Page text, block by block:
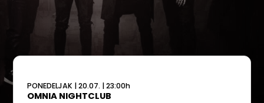
PONEDELJAK |20.07. |23:00h
OMNIA NIGHTCLUB